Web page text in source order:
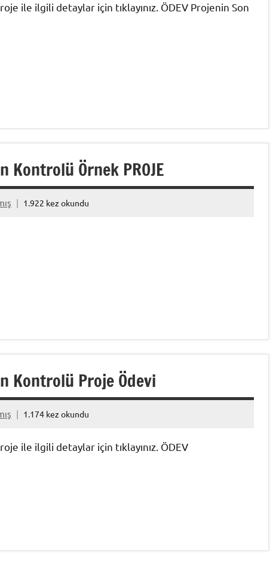
ile ilgili detaylar için tıklayınız. ÖDEV Projenin Son
Örnek PROJE
1.922 kez okundu
Kontrolü Proje Ödevi
1.174 kez okundu
ile ilgili detaylar için tıklayınız. ÖDEV